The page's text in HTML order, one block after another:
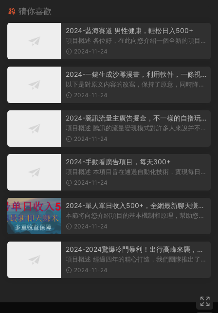
猜你喜歡
2024-藍海賽道 男性健康，輕松日入500+
項目概述 各位好，在此向您介紹一個全新的項目，
它聚焦于男性健康領域。衆所周知...
2024-11-24
2024-一鍵生成沙雕漫畫，利用軟件，一條視
頻播放12W+，單日變現1000+
以下是對原文内容的改寫，保持了原意，同時降低
2024-11-24
2024-騰訊流量主廣告掘金，不一樣的自撸玩
法，日賺500-1000+，無設備要求
項目概述 騰訊的流量變現模式對許多人來說并不陌
生，大多數人對其盈利方式有所了...
2024-11-24
2024-手動看廣告項目，每天300+
項目概述 本項目旨在通過自動化技術，實現每日觀
2024-11-24
2024-單人單日收入500+，全網最新聊天賺
米！适合所有人群簡單暴力！
本節将向您介紹項目的基本機制和原理，幫助您理
解項目的基本概念。 在項目實施前...
2024-11-24
2024-2024驚爆冷門暴利！出行高峰來襲，裏
程積分，高爆發期，一單300+—2000+，月入
過萬不是夢！
項目概述 經過四年的精心打造，我們團隊推出了一
個從未對外公布的項目——利用裏...
2024-11-24